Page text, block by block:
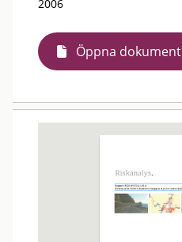
2006
Öppna dokument